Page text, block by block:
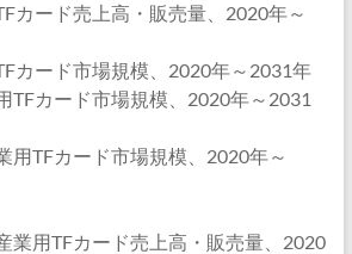
ード売上高・販売量、2020年～
ード市場規模、2020年～2031年
カード市場規模、2020年～2031
TFカード市場規模、2020年～
用TFカード売上高・販売量、2020